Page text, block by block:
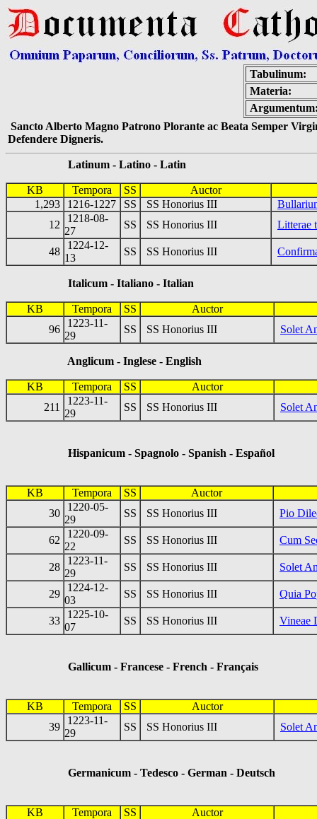
Tabulinum:
Materia:
Sancto Alberto Magno Patrono Plorante ac Beata Semper
Defendere Digneris.
Latinum - Latino - Latin
KB Tempora SS
Auctor
1,293
1216-1227 SS SS Honorius III
12
1218-08-
27
SS SS Honorius III Litterae
48
1224-12-
13
SS SS Honorius III
Italicum - Italiano - Italian
KB Tempora SS
Auctor
96
1223-11-
29
SS SS Honorius III Solet
Anglicum - Inglese - English
KB Tempora SS
Auctor
211
1223-11-
29
SS SS Honorius III Solet
Hispanicum - Spagnolo - Spanish - Español
KB Tempora SS
Auctor
30
1220-05-
29
SS SS Honorius III Pio
62
1220-09-
22
SS SS Honorius III Cum
28
1223-11-
29
SS SS Honorius III Solet
29
1224-12-
03
SS SS Honorius III Quia
33
1225-10-
07
SS SS Honorius III Vineae
Gallicum - Francese - French - Français
KB Tempora SS
Auctor
39
1223-11-
29
SS SS Honorius III Solet
Germanicum - Tedesco - German - Deutsch
KB Tempora SS
Auctor